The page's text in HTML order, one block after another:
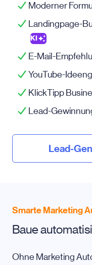
Moderner
Landingpage-
KI
E-Mail-
YouTube-
KlickTipp
Lead-
Lead-
Smarte Marketing
Baue
Ohne Marketing